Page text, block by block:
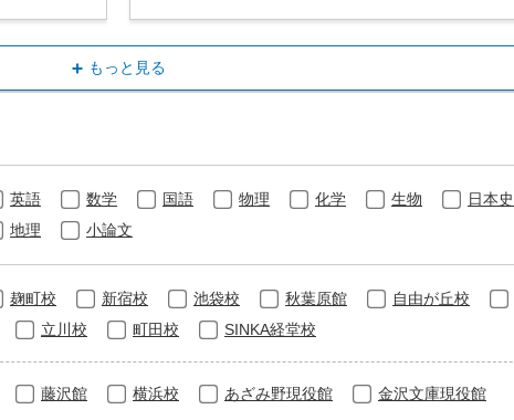
もっと見る
英語 数学 国語 物理 化学 生物
日本史
地理 小論文
麹町校 新宿校 池袋校 秋葉原館 自由が丘校
立川校 町田校 SINKA経堂校
藤沢館 横浜校 あざみ野現役館 金沢文庫現役館